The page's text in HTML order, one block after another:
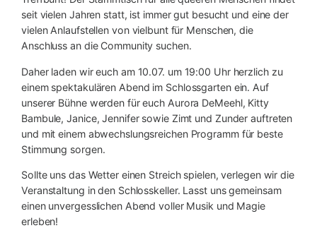
seit vielen Jahren statt, ist immer gut besucht und eine der
vielen Anlaufstellen von vielbunt für Menschen, die
Anschluss an die Community suchen.
Daher laden wir euch am 10.07. um 19:00 Uhr herzlich zu
einem spektakulären Abend im Schlossgarten ein. Auf
unserer Bühne werden für euch Aurora DeMeehl, Kitty
Bambule, Janice, Jennifer sowie Zimt und Zunder auftreten
und mit einem abwechslungsreichen Programm für beste
Stimmung sorgen.
Sollte uns das Wetter einen Streich spielen, verlegen wir die
Veranstaltung in den Schlosskeller. Lasst uns gemeinsam
einen unvergesslichen Abend voller Musik und Magie
erleben!